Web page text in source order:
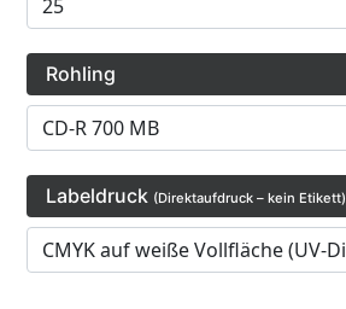
Rohling
Labeldruck (Direktaufdruck – kein Etikett)